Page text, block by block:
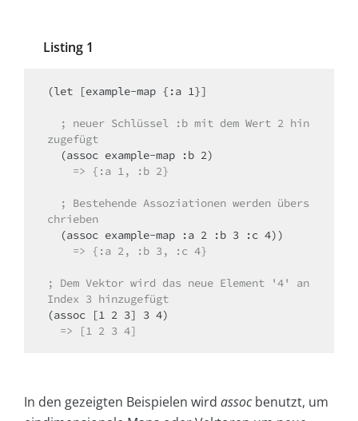
Listing 1
(let [example-map {:a 1}]
zugefügt
=> {:a 1, :b 2}
; Bestehende Assoziationen werden übers
chrieben
=> {:a 2, :b 3, :c 4}
; Dem Vektor wird das neue Element '4' an
Index 3 hinzugefügt
(assoc [1 2 3] 3 4)
=> [1 2 3 4]
In den gezeigten Beispielen wird assocbenutzt, um